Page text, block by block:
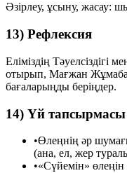
Әзірлеу, ұсыну, жасау:
13) Рефлексия
Еліміздің Тәуелсіздігі
отырып, Мағжан
бағаларыңды беріңдер.
14) Үй тапсырмасы
•Өлеңнің әр
(ана, ел, жер
•«Сүйемін» өлеңін